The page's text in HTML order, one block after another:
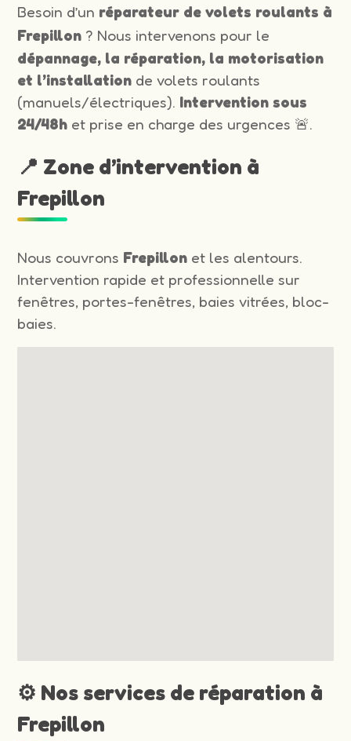
Besoin d’un réparateur de volets roulants à
Frepillon ? Nous intervenons pour le
dépannage, la réparation, la motorisation
et l’installation de volets roulants
(manuels/électriques). Intervention sous
24/48h et prise en charge des urgences 🚨.
📍 Zone d’intervention à
Frepillon
Nous couvrons Frepillon et les alentours.
Intervention rapide et professionnelle sur
fenêtres, portes-fenêtres, baies vitrées, bloc-
baies.
⚙️ Nos services de réparation à
Frepillon